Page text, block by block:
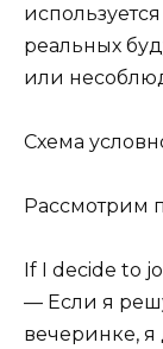
реальных
или
Схема
Рассмотрим
If I decide to
— Если я
вечеринке, я